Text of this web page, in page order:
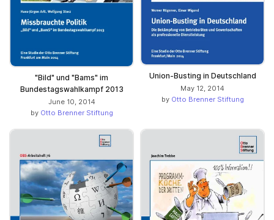
"Bild" und "Bams" im
Bundestagswahlkampf 2013
June 10, 2014
by Otto Brenner Stiftung
Union-Busting in Deutschland
May 12, 2014
by Otto Brenner Stiftung